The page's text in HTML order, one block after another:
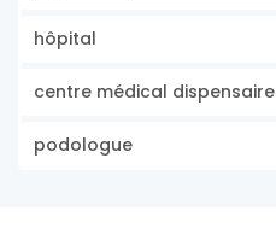
hôpital
centre médical dispensaire
podologue